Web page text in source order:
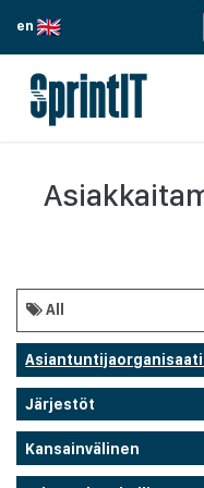
en
All
Järjestöt
Kansainvälinen